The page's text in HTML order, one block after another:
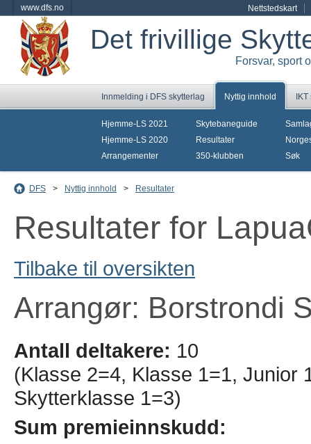
www.dfs.no Nettstedskart
Det frivillige
Forsvar, sport
Innmelding i DFS skytterlag Nyttig innhold
Hjemme-LS 2021
Hjemme-LS 2020
Arrangementer
Skytebaneguide
Resultater
350-klubben
Søk
DFS > Nyttig innhold > Resultater
Resultater for
Tilbake til oversikten
Arrangør: Borstrondi
Antall deltakere: 10
(Klasse 2=4, Klasse 1=1, Junior
Skytterklasse 1=3)
Sum premieinnskudd: